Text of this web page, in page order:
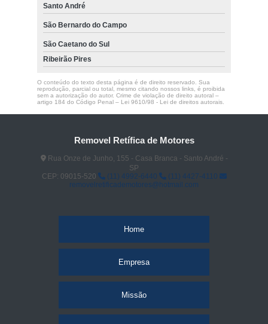
Santo André
São Bernardo do Campo
São Caetano do Sul
Ribeirão Pires
O conteúdo do texto desta página é de direito reservado. Sua
reprodução, parcial ou total, mesmo citando nossos links, é proibida
sem a autorização do autor. Crime de violação de direito autoral –
artigo 184 do Código Penal – Lei 9610/98 - Lei de direitos autorais.
Removel Retífica de Motores
Rua Onze de Junho, 155 - Casa Branca - Santo André -
SP
CEP: 09015-520
(11) 4992-6440
(11) 4427-4110
removelretificademotores@hotmail.com
Home
Empresa
Missão